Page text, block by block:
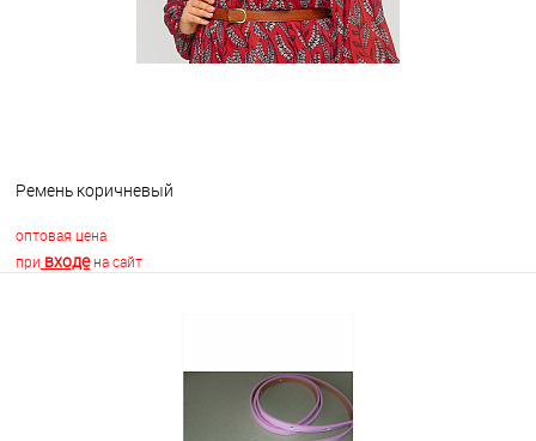
Ремень коричневый
оптовая цена
при входена сайт
Недоступно